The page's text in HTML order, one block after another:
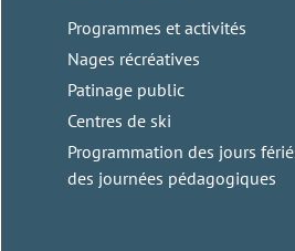
Programmes et activités
Nages récréatives
Patinage public
Centres de ski
Programmation des jours
des journées pédagogiques